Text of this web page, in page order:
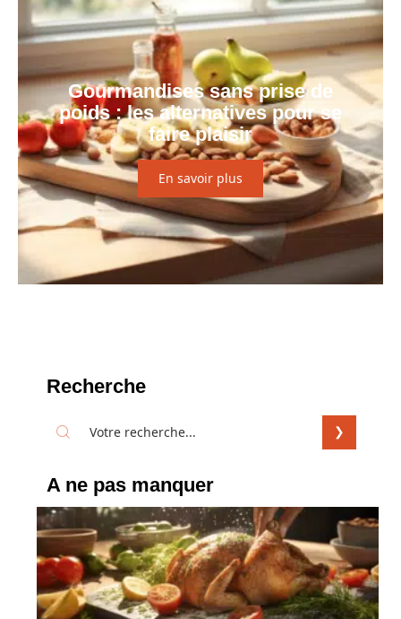
Gourmandises sans prise de
poids : les alternatives pour se
faire plaisir
En savoir plus
Recherche
A ne pas manquer